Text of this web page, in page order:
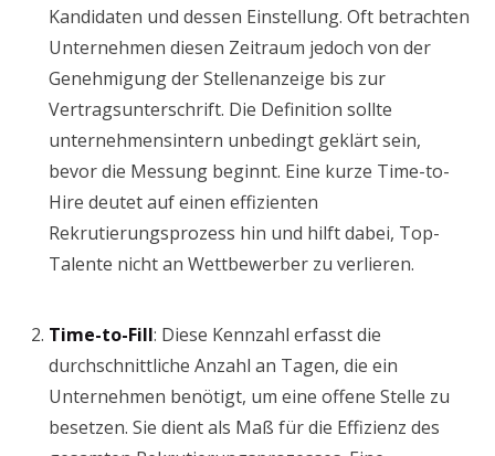
Kandidaten und dessen Einstellung. Oft betrachten
Unternehmen diesen Zeitraum jedoch von der
Genehmigung der Stellenanzeige bis zur
Vertragsunterschrift. Die Definition sollte
unternehmensintern unbedingt geklärt sein,
bevor die Messung beginnt. Eine kurze Time-to-
Hire deutet auf einen effizienten
Rekrutierungsprozess hin und hilft dabei, Top-
Talente nicht an Wettbewerber zu verlieren.
Time-to-Fill: Diese Kennzahl erfasst die
durchschnittliche Anzahl an Tagen, die ein
Unternehmen benötigt, um eine offene Stelle zu
besetzen. Sie dient als Maß für die Effizienz des